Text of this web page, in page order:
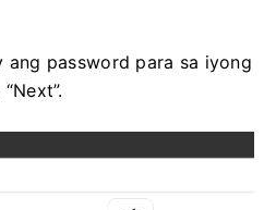
ang password para sa iyong